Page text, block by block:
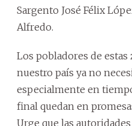
Sargento José Félix
Alfredo.
Los pobladores de estas
nuestro país ya no
especialmente en
final quedan en
Urge que las